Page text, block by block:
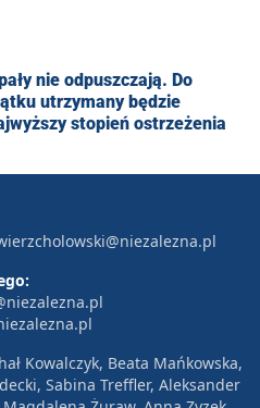
nie odpuszczają. Do
utrzymany będzie
stopień ostrzeżenia
Kowalczyk, Beata Mańkowska,
Sabina Treffler, Aleksander